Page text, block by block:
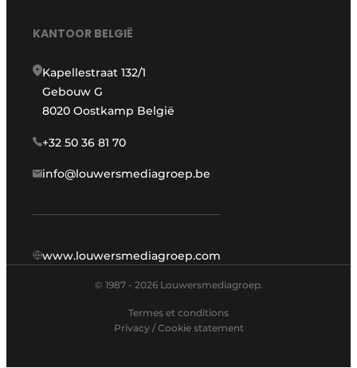
KANTOOR BELGIË
Kapellestraat 132/1
Gebouw G
8020 Oostkamp België
+32 50 36 81 70
info@louwersmediagroep.be
www.louwersmediagroep.com
© 1987 - 2026 Louwersmediagroep.
Termes et conditions
Privacy / Cookie statement